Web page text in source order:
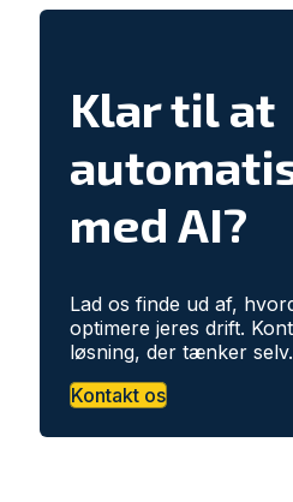
Klar til at
med AI?
Lad os finde ud af,
optimere jeres drift.
løsning, der tænker selv.
Kontakt os